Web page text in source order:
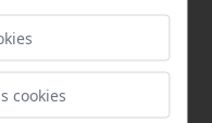
cookies